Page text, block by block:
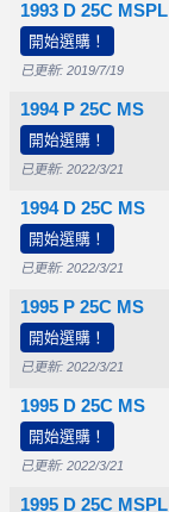
1993 D 25C MSPL
開始選購！
已更新: 2019/7/19
1994 P 25C MS
開始選購！
已更新: 2022/3/21
1994 D 25C MS
開始選購！
已更新: 2022/3/21
1995 P 25C MS
開始選購！
已更新: 2022/3/21
1995 D 25C MS
開始選購！
已更新: 2022/3/21
1995 D 25C MSPL
$10.00
$12.50
$15.00
$10.00